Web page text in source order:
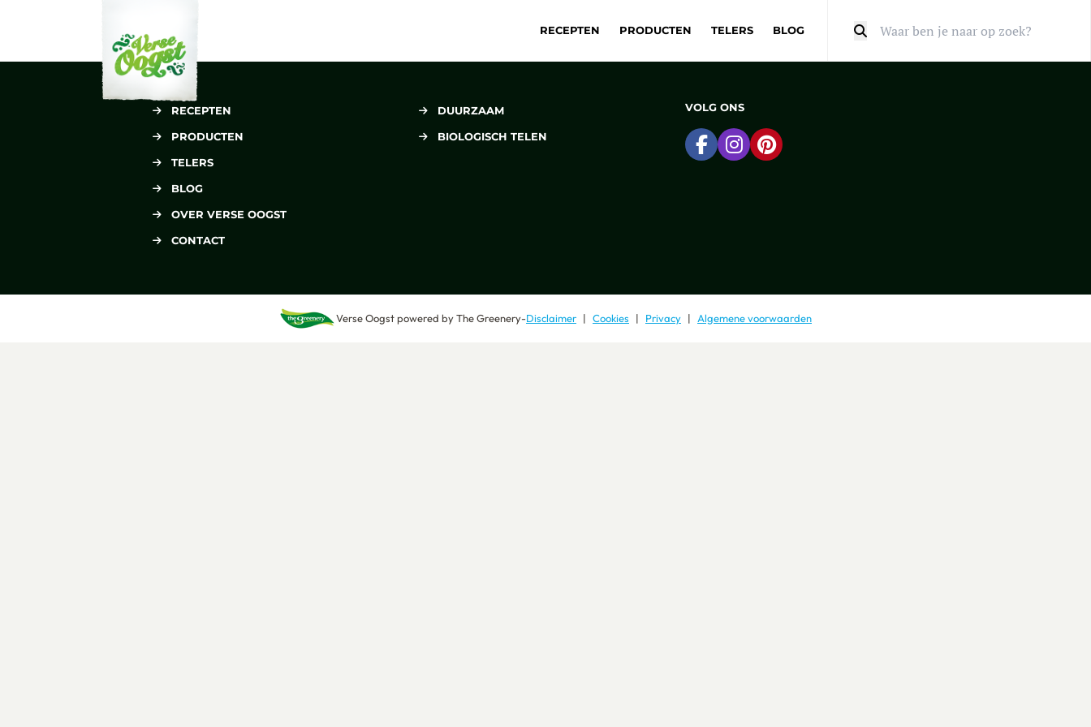
RECEPTEN PRODUCTEN TELERS BLOG
RECEPTEN
PRODUCTEN
TELERS
BLOG
OVER VERSE OOGST
CONTACT
DUURZAAM
BIOLOGISCH TELEN
VOLG ONS
Ga naar Facebook
Ga naar Instagram
Ga naar Pinterest
Verse Oogstpowered byThe Greenery-Disclaimer Cookies Privacy Algemene voorwaarden